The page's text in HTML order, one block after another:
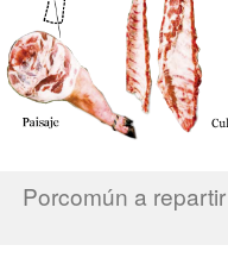
Porcomún a repartir